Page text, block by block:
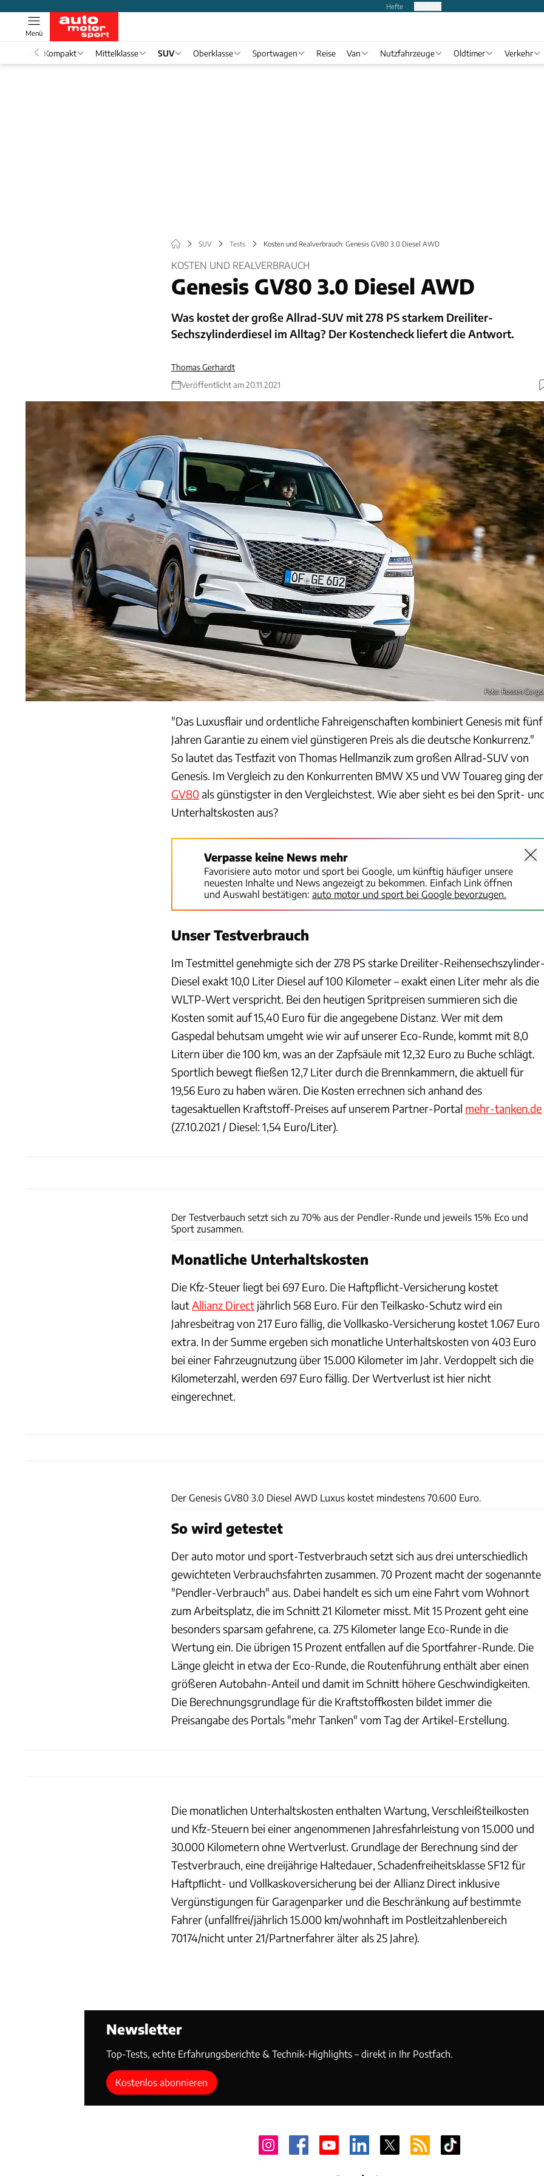
Hefte
Menü
Kompakt Mittelklasse SUV Oberklasse Sportwagen Reise Van Nutzfahrzeuge Oldtimer Verkehr
SUV Tests Kosten und Realverbrauch: Genesis GV80 3.0 Diesel AWD
KOSTEN UND REALVERBRAUCH
Genesis GV80 3.0 Diesel AWD
Was kostet der große Allrad-SUV mit 278 PS starkem Dreiliter-
Sechszylinderdiesel im Alltag? Der Kostencheck liefert die Antwort.
Thomas Gerhardt
Veröffentlicht am 20.11.2021
Foto: Rossen
"Das Luxusflair und ordentliche Fahreigenschaften kombiniert Genesis mit fünf
Jahren Garantie zu einem viel günstigeren Preis als die deutsche Konkurrenz."
So lautet das Testfazit von Thomas Hellmanzik zum großen Allrad-SUV von
Genesis. Im Vergleich zu den Konkurrenten BMW X5 und VW Touareg ging der
GV80als günstigster in den Vergleichstest. Wie aber sieht es bei den Sprit-
Unterhaltskosten aus?
Verpasse keine News mehr
Favorisiere auto motor und sport bei Google, um künftig häufiger unsere
neuesten Inhalte und News angezeigt zu bekommen. Einfach Link öffnen
und Auswahl bestätigen: auto motor und sport bei Google bevorzugen.
Unser Testverbrauch
Im Testmittel genehmigte sich der 278 PS starke Dreiliter-
Diesel exakt 10,0 Liter Diesel auf 100 Kilometer – exakt einen Liter mehr als die
WLTP-Wert verspricht. Bei den heutigen Spritpreisen summieren sich die
Kosten somit auf 15,40 Euro für die angegebene Distanz. Wer mit dem
Gaspedal behutsam umgeht wie wir auf unserer Eco-Runde, kommt mit 8,0
Litern über die 100 km, was an der Zapfsäule mit 12,32 Euro zu Buche schlägt.
Sportlich bewegt fließen 12,7 Liter durch die Brennkammern, die aktuell für
19,56 Euro zu haben wären. Die Kosten errechnen sich anhand des
tagesaktuellen Kraftstoff-Preises auf unserem Partner-Portal mehr-tanken.de
(27.10.2021 / Diesel: 1,54 Euro/Liter).
Der Testverbauch setzt sich zu 70% aus der Pendler-Runde und jeweils 15% Eco und
Sport zusammen.
Monatliche Unterhaltskosten
Die Kfz-Steuer liegt bei 697 Euro. Die Haftpflicht-Versicherung kostet
laut Allianz Direct jährlich 568 Euro. Für den Teilkasko-Schutz wird ein
Jahresbeitrag von 217 Euro fällig, die Vollkasko-Versicherung kostet 1.067 Euro
extra. In der Summe ergeben sich monatliche Unterhaltskosten von 403 Euro
bei einer Fahrzeugnutzung über 15.000 Kilometer im Jahr. Verdoppelt sich die
Kilometerzahl, werden 697 Euro fällig. Der Wertverlust ist hier nicht
eingerechnet.
Der Genesis GV80 3.0 Diesel AWD Luxus kostet mindestens 70.600 Euro.
So wird getestet
Der auto motor und sport-Testverbrauch setzt sich aus drei unterschiedlich
gewichteten Verbrauchsfahrten zusammen. 70 Prozent macht der sogenannte
"Pendler-Verbrauch" aus. Dabei handelt es sich um eine Fahrt vom Wohnort
zum Arbeitsplatz, die im Schnitt 21 Kilometer misst. Mit 15 Prozent geht eine
besonders sparsam gefahrene, ca. 275 Kilometer lange Eco-Runde in die
Wertung ein. Die übrigen 15 Prozent entfallen auf die Sportfahrer-Runde. Die
Länge gleicht in etwa der Eco-Runde, die Routenführung enthält aber einen
größeren Autobahn-Anteil und damit im Schnitt höhere Geschwindigkeiten.
Die Berechnungsgrundlage für die Kraftstoffkosten bildet immer die
Preisangabe des Portals "mehr Tanken" vom Tag der Artikel-Erstellung.
Die monatlichen Unterhaltskosten enthalten Wartung, Verschleißteilkosten
und Kfz-Steuern bei einer angenommenen Jahresfahrleistung von 15.000 und
30.000 Kilometern ohne Wertverlust. Grundlage der Berechnung sind der
Testverbrauch, eine dreijährige Haltedauer, Schadenfreiheitsklasse SF12 für
Haftpﬂicht- und Vollkaskoversicherung bei der Allianz Direct inklusive
Vergünstigungen für Garagenparker und die Beschränkung auf bestimmte
Fahrer (unfallfrei/jährlich 15.000 km/wohnhaft im Postleitzahlenbereich
70174/nicht unter 21/Partnerfahrer älter als 25 Jahre).
Newsletter
Top-Tests, echte Erfahrungsberichte & Technik-Highlights – direkt in Ihr Postfach.
Kostenlos abonnieren